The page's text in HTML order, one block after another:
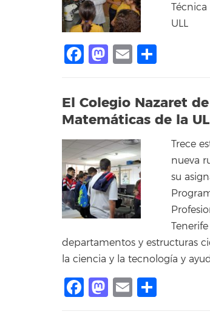
ULL
Facebook
Mastodon
Email
El Colegio Nazaret
Matemáticas de la
Trece
nueva
su
departamentos y estructuras
la ciencia y la tecnología y
Facebook
Mastodon
Email